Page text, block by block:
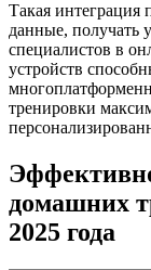
Такая интеграция
данные, получать
специалистов в
устройств
тренировки
домашних
2025 года